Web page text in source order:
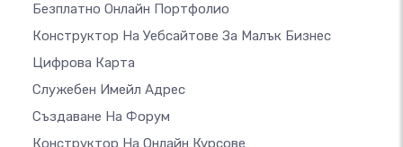
Безплатно Онлайн Портфолио
Конструктор На Уебсайтове За Малък Бизнес
Цифрова Карта
Служебен Имейл Адрес
Създаване На Форум
Конструктор На Онлайн Курсове